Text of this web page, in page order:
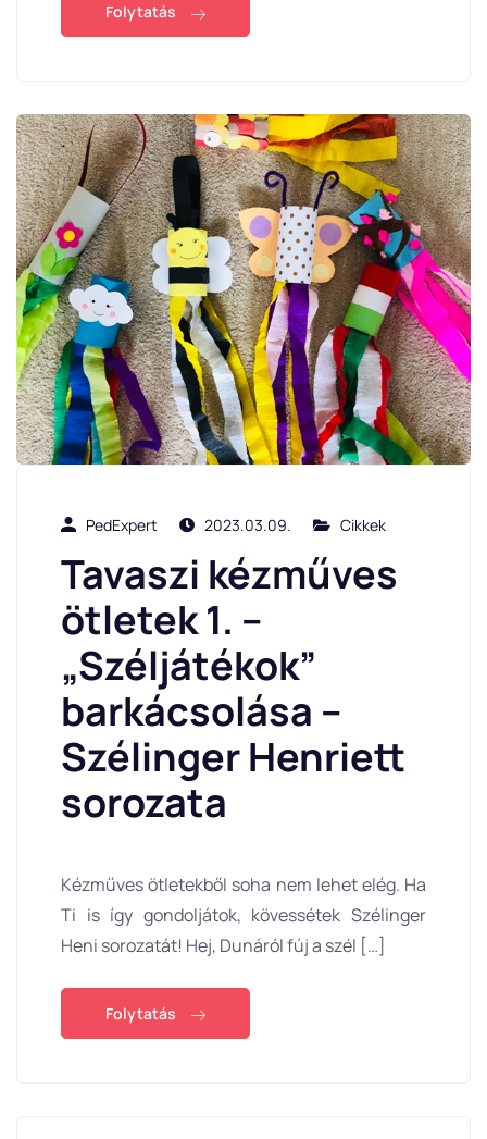
Folytatás
PedExpert 2023.03.09. Cikkek
Tavaszi kézműves
ötletek 1. –
„Széljátékok”
barkácsolása –
Szélinger Henriett
sorozata
Kézműves ötletekből soha nem lehet elég. Ha
Ti is így gondoljátok, kövessétek Szélinger
Heni sorozatát! Hej, Dunáról fúj a szél […]
Folytatás